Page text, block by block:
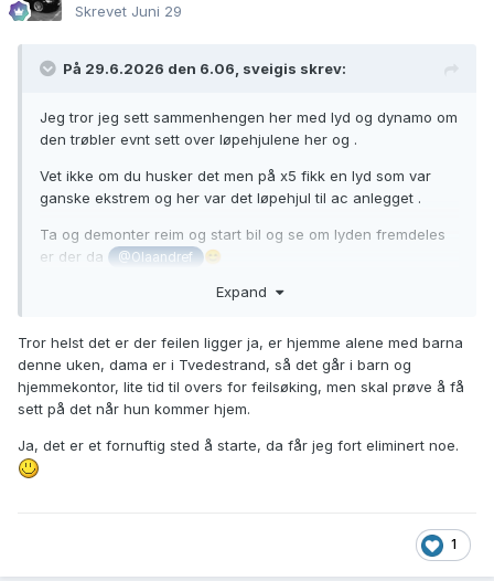
Skrevet Juni 29
På 29.6.2026 den 6.06, sveigis skrev:
Jeg tror jeg sett sammenhengen her med lyd og dynamo om
den trøbler evnt sett over løpehjulene her og .
Vet ikke om du husker det men på x5 fikk en lyd som var
ganske ekstrem og her var det løpehjul til ac anlegget .
Ta og demonter reim og start bil og se om lyden fremdeles
er der da
@Olaandref 😊
Expand
Tror helst det er der feilen ligger ja, er hjemme alene med barna
denne uken, dama er i Tvedestrand, så det går i barn og
hjemmekontor, lite tid til overs for feilsøking, men skal prøve å få
sett på det når hun kommer hjem.
Ja, det er et fornuftig sted å starte, da får jeg fort eliminert noe.
1